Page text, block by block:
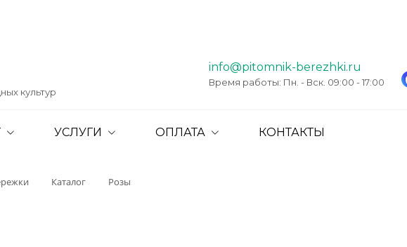
культур
info@pitomnik-berezhki.ru
Время работы: Пн. - Вск. 09:00 - 17:00
УСЛУГИ ОПЛАТА КОНТАКТЫ
Каталог Розы